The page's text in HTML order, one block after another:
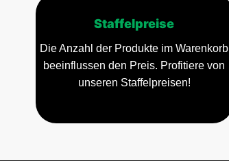
Staffelpreise
Die Anzahl der Produkte im Warenkorb
beeinflussen den Preis. Profitiere von
unseren Staffelpreisen!